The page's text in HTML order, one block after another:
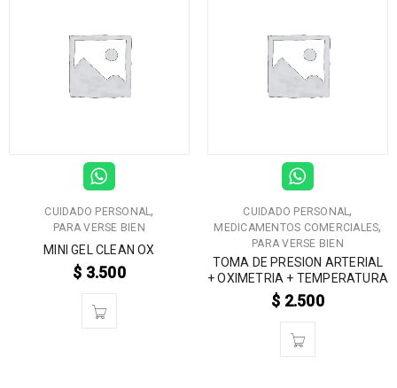
CUIDADO PERSONAL,
PARA VERSE BIEN
MINI GEL CLEAN OX
$ 3.500
CUIDADO PERSONAL,
MEDICAMENTOS COMERCIALES,
PARA VERSE BIEN
TOMA DE PRESION ARTERIAL
+ OXIMETRIA + TEMPERATURA
$ 2.500